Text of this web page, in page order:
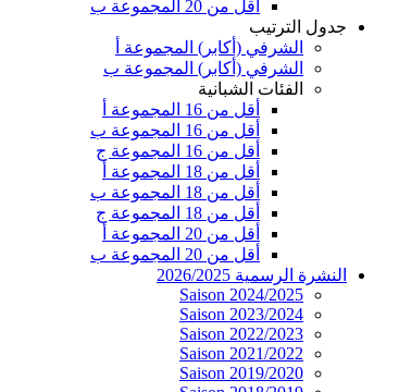
أقل من 20 المجموعة ب
جدول الترتيب
الشرفي (أكابر) المجموعة أ
الشرفي (أكابر) المجموعة ب
الفئات الشبانية
أقل من 16 المجموعة أ
أقل من 16 المجموعة ب
أقل من 16 المجموعة ج
أقل من 18 المجموعة أ
أقل من 18 المجموعة ب
أقل من 18 المجموعة ج
أقل من 20 المجموعة أ
أقل من 20 المجموعة ب
النشرة الرسمية 2026/2025
Saison 2024/2025
Saison 2023/2024
Saison 2022/2023
Saison 2021/2022
Saison 2019/2020